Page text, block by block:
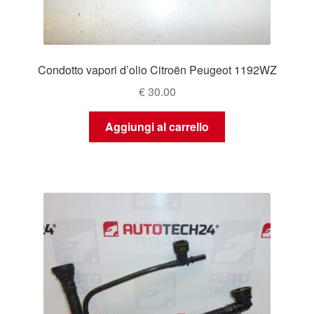
Condotto vapori d’olio Citroën Peugeot 1192WZ
€30.00
Aggiungi al carrello